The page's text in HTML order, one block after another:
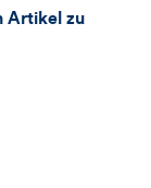
Artikel zu